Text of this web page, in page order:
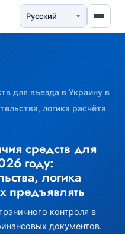
для въезда в Украину в
логика расчёта
средств для
году:
логика
предъявлять
контроля в
документов.